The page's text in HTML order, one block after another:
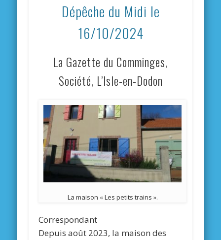
Dépêche du Midi le
16/10/2024
La Gazette du Comminges,
Société, L’Isle-en-Dodon
La maison « Les petits trains ».
Correspondant
Depuis août 2023, la maison des